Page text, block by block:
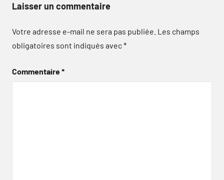
Laisser un commentaire
Votre adresse e-mail ne sera pas publiée. Les champs
obligatoires sont indiqués avec*
Commentaire*